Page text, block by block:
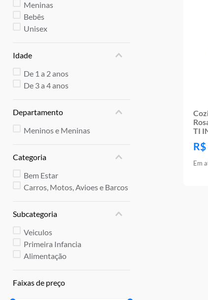
Meninas
Bebês
Unisex
Idade
De 1 a 2 anos
De 3 a 4 anos
Departamento
Meninos e Meninas
Categoria
Bem Estar
Carros, Motos, Avioes e Barcos
Subcategoria
Veiculos
Primeira Infancia
Alimentação
Faixas de preço
TI
R$
Em